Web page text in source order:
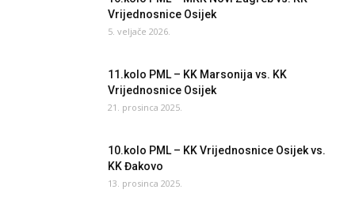
Vrijednosnice Osijek
5. veljače 2026.
11.kolo PML – KK Marsonija vs. KK
Vrijednosnice Osijek
21. prosinca 2025.
10.kolo PML – KK Vrijednosnice Osijek vs.
KK Đakovo
13. prosinca 2025.